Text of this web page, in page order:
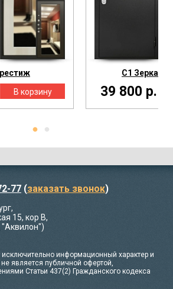
С1 Зеркало
39 800 р.
77 (заказать звонок)
15, кор В,
исключительно информационный характер и
является публичной офертой,
Статьи 437(2) Гражданского кодекса